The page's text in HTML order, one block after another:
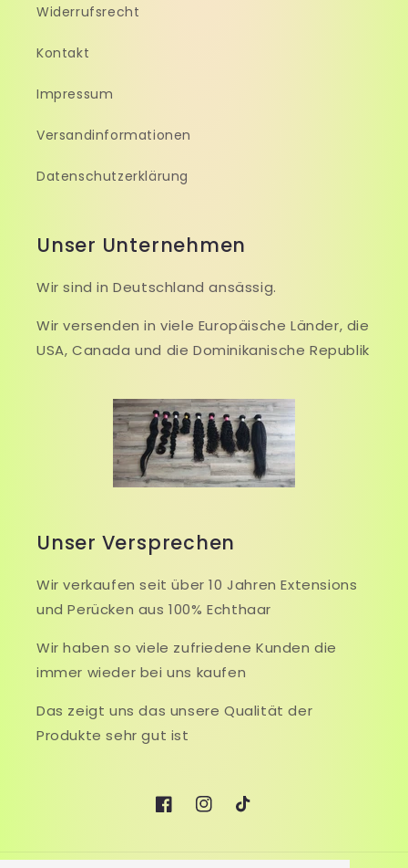
Widerrufsrecht
Kontakt
Impressum
Versandinformationen
Datenschutzerklärung
Unser Unternehmen
Wir sind in Deutschland ansässig.
Wir versenden in viele Europäische Länder, die
USA, Canada und die Dominikanische Republik
Unser Versprechen
Wir verkaufen seit über 10 Jahren Extensions
und Perücken aus 100% Echthaar
Wir haben so viele zufriedene Kunden die
immer wieder bei uns kaufen
Das zeigt uns das unsere Qualität der
Produkte sehr gut ist
FacebookInstagram
TikTok